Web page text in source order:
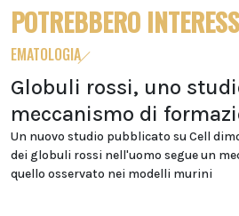
POTREBBERO
EMATOLOGIA
Globuli rossi, uno
meccanismo di
Un nuovo studio pubblicato su Cell
dei globuli rossi nell'uomo segue un
quello osservato nei modelli murini